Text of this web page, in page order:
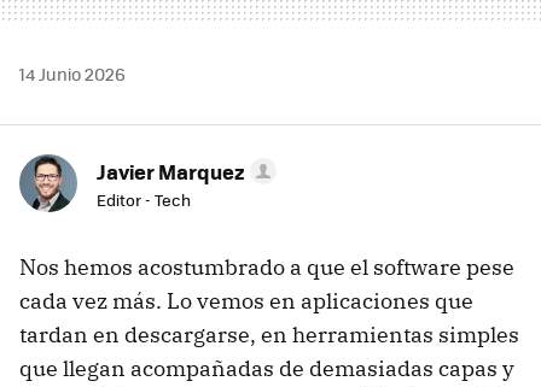
14 Junio 2026
Javier Marquez
Editor - Tech
Nos hemos acostumbrado a que el software pese
cada vez más. Lo vemos en aplicaciones que
tardan en descargarse, en herramientas simples
que llegan acompañadas de demasiadas capas y